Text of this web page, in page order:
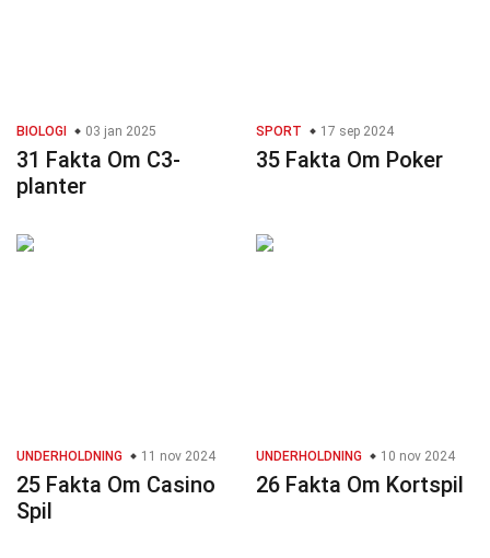
BIOLOGI 03 jan 2025
31 Fakta Om C3-
planter
SPORT 17 sep 2024
35 Fakta Om Poker
UNDERHOLDNING 11 nov 2024
25 Fakta Om Casino
Spil
UNDERHOLDNING 10 nov 2024
26 Fakta Om Kortspil